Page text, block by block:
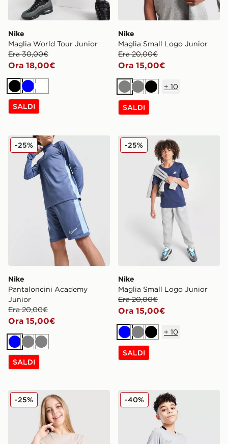
Nike
Maglia World Tour Junior
Era 30,00€
Ora 18,00€
NeroBluBianco
SALDI
Nike
Maglia Small Logo Junior
Era 20,00€
Ora 15,00€
GrigioGrigioNero
+ 10
SALDI
Nike Pantaloncini Academy Junior
Nike
Pantaloncini Academy
Junior
Era 20,00€
Ora 15,00€
-25%
BluGrigioGrigio
SALDI
Nike Maglia Small Logo
Nike
Maglia Small Logo Junior
Era 20,00€
Ora 15,00€
-25%
BluGrigioNero
+ 10
SALDI
Nike Maglia Boxy Bambina Junior
-25% Nike Maglia Academy
-40%